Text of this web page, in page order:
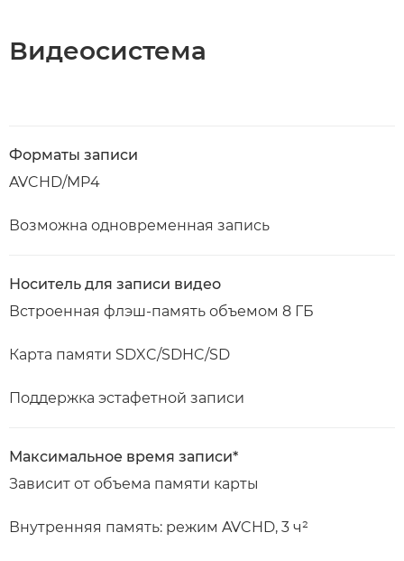
Видеосистема
Форматы записи
AVCHD/MP4
Возможна одновременная запись
Носитель для записи видео
Встроенная флэш-память объемом 8 ГБ
Карта памяти SDXC/SDHC/SD
Поддержка эстафетной записи
Максимальное время записи*
Зависит от объема памяти карты
Внутренняя память: режим AVCHD, 3 ч²